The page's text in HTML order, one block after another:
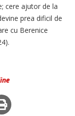
cere ajutor de la
prea dificil de
cu Berenice